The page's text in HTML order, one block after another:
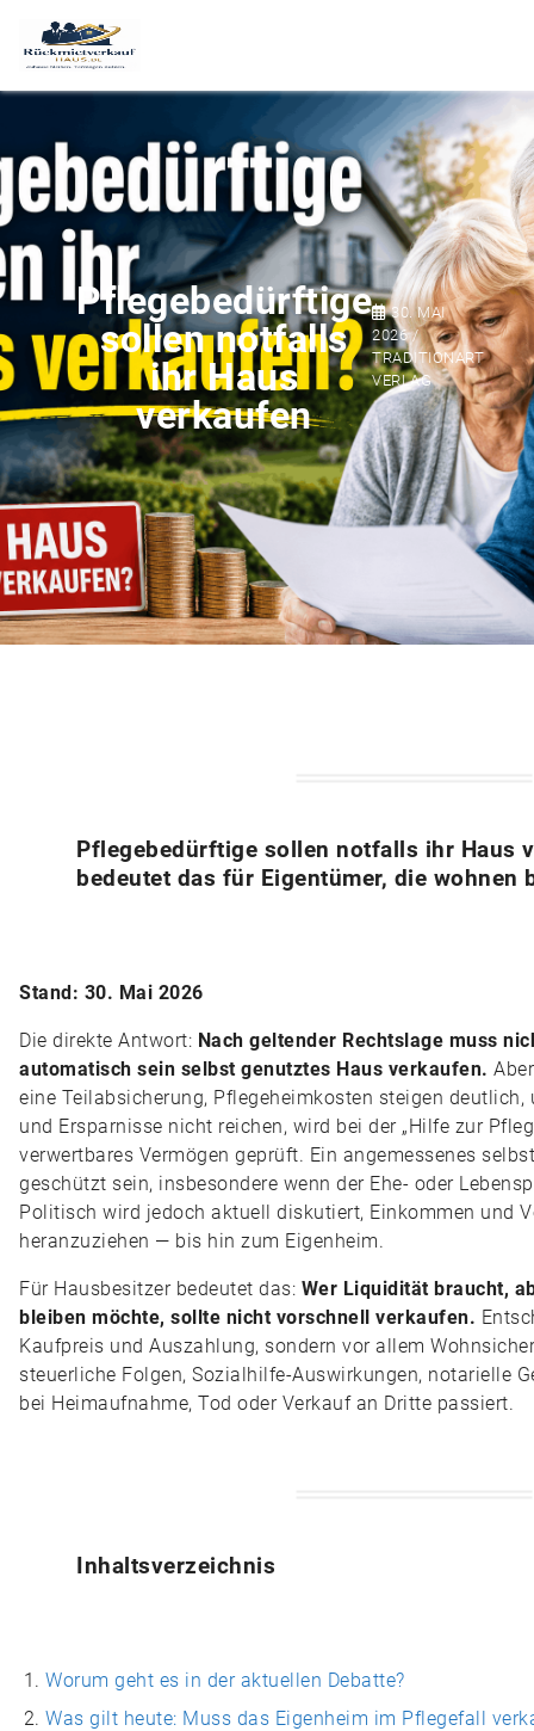
Pflegebedürftige
sollen notfalls
ihr Haus
verkaufen
30. MAI
2026 /
TRADITIONART
VERLAG
Pflegebedürftige sollen notfalls ihr Haus
bedeutet das für Eigentümer, die wohnen
Stand: 30. Mai 2026
Die direkte Antwort: Nach geltender Rechtslage muss
automatisch sein selbst genutztes Haus verkaufen.
eine Teilabsicherung, Pflegeheimkosten steigen deutlich,
und Ersparnisse nicht reichen, wird bei der „Hilfe zur
verwertbares Vermögen geprüft. Ein angemessenes
geschützt sein, insbesondere wenn der Ehe- oder
Politisch wird jedoch aktuell diskutiert, Einkommen und
heranzuziehen — bis hin zum Eigenheim.
Für Hausbesitzer bedeutet das: Wer Liquidität braucht,
bleiben möchte, sollte nicht vorschnell verkaufen.
Kaufpreis und Auszahlung, sondern vor allem
steuerliche Folgen, Sozialhilfe-Auswirkungen, notarielle
bei Heimaufnahme, Tod oder Verkauf an Dritte passiert.
Inhaltsverzeichnis
Worum geht es in der aktuellen Debatte?
Was gilt heute: Muss das Eigenheim im Pflegefall